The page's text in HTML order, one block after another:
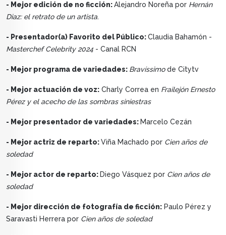
- Mejor edición de no ficción:Alejandro Noreña por Hernán
Diaz: el retrato de un artista.
- Presentador(a) Favorito del Público:Claudia Bahamón -
Masterchef Celebrity 2024 - Canal RCN
- Mejor programa de variedades: Bravíssimode Citytv
- Mejor actuación de voz: Charly Correa en Frailejón Ernesto
Pérez y el acecho de las sombras siniestras
- Mejor presentador de variedades: Marcelo Cezán
- Mejor actriz de reparto:Viña Machado por Cien años de
soledad
- Mejor actor de reparto: Diego Vásquez por Cien años de
soledad
- Mejor dirección de fotografía de ficción: Paulo Pérez y
Saravasti Herrera por Cien años de soledad